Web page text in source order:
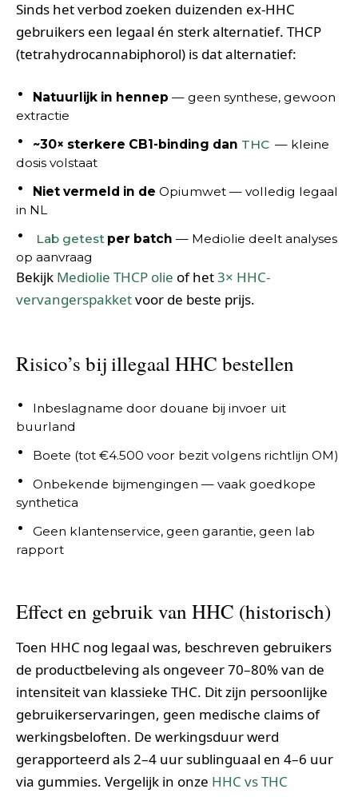
Sinds het verbod zoeken duizenden ex-HHC
gebruikers een legaal én sterk alternatief. THCP
(tetrahydrocannabiphorol) is dat alternatief:
Natuurlijk in hennep — geen synthese, gewoon
extractie
~30× sterkere CB1-binding dan THC — kleine
dosis volstaat
Niet vermeld in de Opiumwet — volledig legaal
in NL
Lab getest per batch — Mediolie deelt analyses
op aanvraag
Bekijk Mediolie THCP olie of het3× HHC-
vervangerspakketvoor de beste prijs.
Risico’s bij illegaal HHC bestellen
Inbeslagname door douane bij invoer uit
buurland
Boete (tot €4.500 voor bezit volgens richtlijn OM)
Onbekende bijmengingen — vaak goedkope
synthetica
Geen klantenservice, geen garantie, geen lab
rapport
Effect en gebruik van HHC (historisch)
Toen HHC nog legaal was, beschreven gebruikers
de productbeleving als ongeveer 70–80% van de
intensiteit van klassieke THC. Dit zijn persoonlijke
gebruikerservaringen, geen medische claims of
werkingsbeloften. De werkingsduur werd
gerapporteerd als 2–4 uur sublinguaal en 4–6 uur
via gummies. Vergelijk in onze HHC vs THC